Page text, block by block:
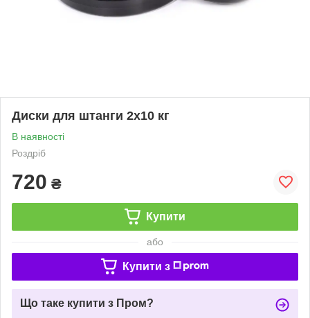
Диски для штанги 2х10 кг
В наявності
Роздріб
720 ₴
Купити
або
Купити з
Що таке купити з Пром?